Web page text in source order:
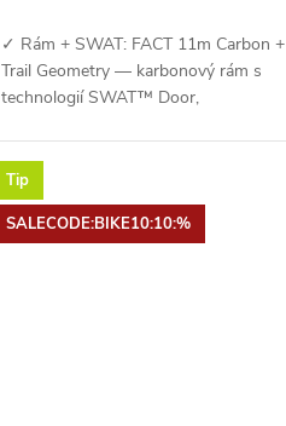
✓ Rám + SWAT: FACT 11m Carbon +
Trail Geometry — karbonový rám s
technologií SWAT™ Door,
SRAM...
Tip
SALECODE:BIKE10:10:%